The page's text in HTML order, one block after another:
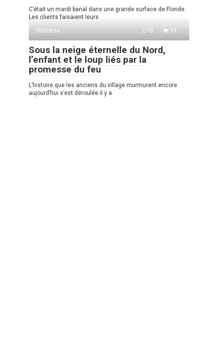
C’était un mardi banal dans une grande surface de Floride.
Les clients faisaient leurs
Histoires
0 61
Sous la neige éternelle du Nord,
l’enfant et le loup liés par la
promesse du feu
L’histoire que les anciens du village murmurent encore
aujourd’hui s’est déroulée il y a